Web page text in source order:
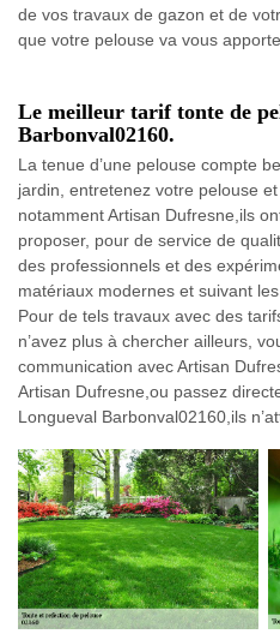
de vos travaux de gazon et de
que votre pelouse va vous
Le meilleur tarif tonte de
Barbonval02160.
La tenue d’une pelouse compte
jardin, entretenez votre pelouse
notamment Artisan Dufresne,ils
proposer, pour de service de
des professionnels et des
matériaux modernes et suivant
Pour de tels travaux avec des
n’avez plus à chercher ailleurs,
communication avec Artisan
Artisan Dufresne,ou passez
Longueval Barbonval02160,ils